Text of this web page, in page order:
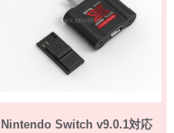
Nintendo Switch v9.0.1対応